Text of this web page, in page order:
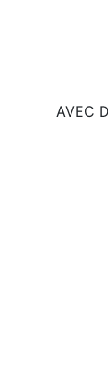
AVEC